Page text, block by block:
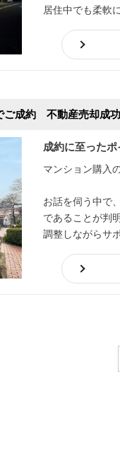
居住中でも柔軟
ご成約 不動産売却成
成約に至ったポ
マンション購入
お話を伺う中で
であることが判
調整しながらサ